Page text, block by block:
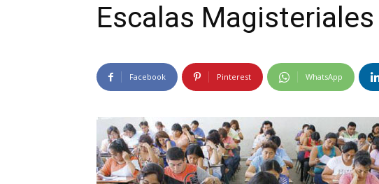
Escalas Magisteriales
Facebook Pinterest WhatsApp